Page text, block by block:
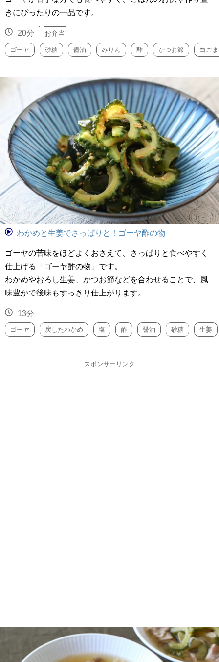
きにぴったりの一品です。
20分 お弁当
ゴーヤ 砂糖 醤油 みりん 酢 かつお節 白ごま
わかめと生姜でさっぱりと！ゴーヤ酢の物
ゴーヤの苦味をほどよくおさえて、さっぱりと食べやすく
仕上げる「ゴーヤ酢の物」です。
わかめやおろし生姜、かつお節などを合わせることで、風
味豊かで後味もすっきり仕上がります。
13分
ゴーヤ 戻したわかめ 塩 酢 醤油 砂糖 生姜
スポンサーリンク